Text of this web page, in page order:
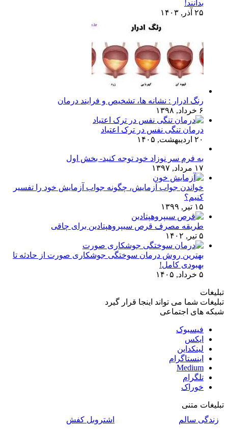
بدانند!
۲۵ آذر, ۱۴۰۳
رنگ ادرار : نشانه ها، تشخیص و فرایند درمان
۶ خرداد, ۱۳۹۸
درمان تنگی نفس در ترک اعتیاد
۲۰ اردیبهشت, ۱۴۰۵
به فرم سر نوزاد خود توجه کنید- بخش اول
۱۷ مرداد, ۱۳۹۷
خواندن جواب آزمایش، چگونه جواب آزمایش خود را تفسیر
کنیم؟
۱۵ تیر, ۱۳۹۹
طریقه مصرف قرص سیپروهپتادین برای چاقی
۵ تیر, ۱۴۰۲
بهترین روش درمان سوختگی جوشکاری صورت از حادثه تا
بهبودی کامل!
۵ خرداد, ۱۴۰۵
تبلیغات
تبلیغات شما می تواند اینجا قرار گیرد
شبکه های اجتماعی
فیسبوک
ایکس
لینکداین
اینستاگرام
Medium
تلگرام
خوراک
تبلیغات متنی
زندگی سالم
اشتروبل کفش